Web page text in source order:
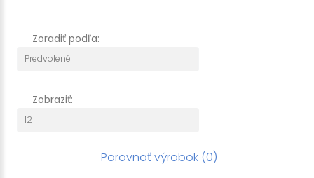
Zoradiť podľa:
Zobraziť:
Porovnať výrobok (0)